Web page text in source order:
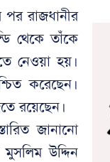
রাজধানীর
থেকে তাঁকে
নেওয়া হয়।
করেছেন।
রয়েছেন।
জানানো
মুসলিম উদ্দিন